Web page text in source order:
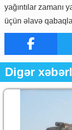
yağıntılar zamanı
üçün əlavə
Digər